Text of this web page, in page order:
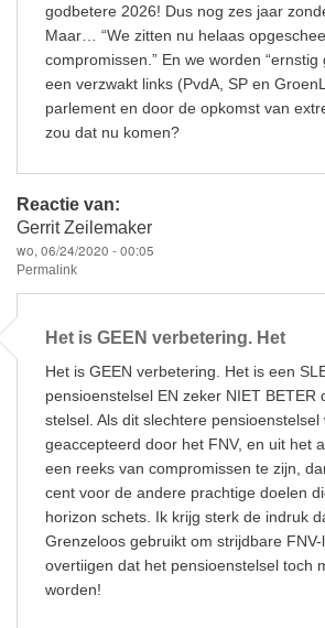
godbetere 2026! Dus nog zes jaar
Maar… “We zitten nu helaas
compromissen.” En we worden
een verzwakt links (PvdA, SP en
parlement en door de opkomst van
zou dat nu komen?
Reactie van:
Gerrit Zeilemaker
wo, 06/24/2020 - 00:05
Permalink
Het is GEEN verbetering. Het
Het is GEEN verbetering. Het is een
pensioenstelsel EN zeker NIET BETER
stelsel. Als dit slechtere pensioenstelsel
geaccepteerd door het FNV, en uit het
een reeks van compromissen te zijn,
cent voor de andere prachtige doelen
horizon schets. Ik krijg sterk de indruk
Grenzeloos gebruikt om strijdbare
overtiigen dat het pensioenstelsel toch
worden!